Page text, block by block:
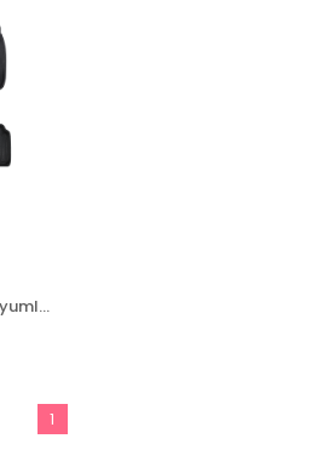
Ford Courier 2014-2023 Uyumlu 4D Premium Havuzlu Paspas Bizymo
1